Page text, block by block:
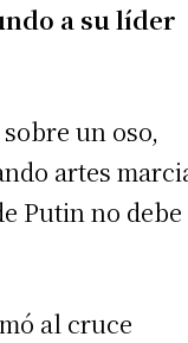
a su líder
un oso,
artes
Putin no debe
al cruce